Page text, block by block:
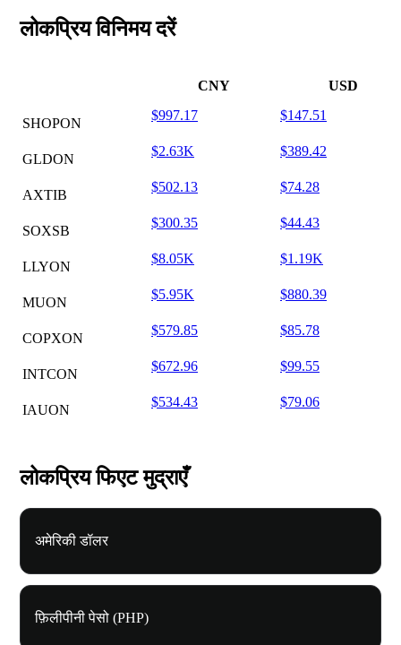
लोकप्रिय विनिमय दरें
CNY USD
SHOPON
$997.17 $147.51
GLDON
$2.63K $389.42
AXTIB
$502.13 $74.28
SOXSB
$300.35 $44.43
LLYON
$8.05K $1.19K
MUON
$5.95K $880.39
COPXON
$579.85 $85.78
INTCON
$672.96 $99.55
IAUON
$534.43 $79.06
लोकप्रिय फिएट मुद्राएँ
अमेरिकी डॉलर
फ़िलीपीनी पेसो (PHP)